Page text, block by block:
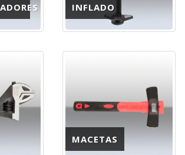
INFLADO
MACETAS